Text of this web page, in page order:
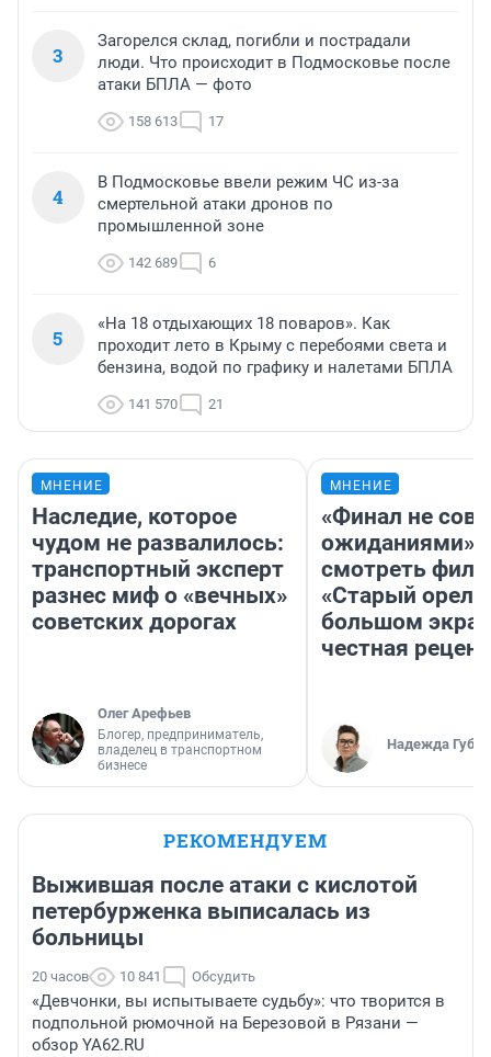
3
Загорелся склад, погибли и пострадали
люди. Что происходит в Подмосковье после
атаки БПЛА — фото
158 613 17
4
В Подмосковье ввели режим ЧС из-за
смертельной атаки дронов по
промышленной зоне
142 689 6
5
«На 18 отдыхающих 18 поваров». Как
проходит лето в Крыму с перебоями света и
бензина, водой по графику и налетами БПЛА
141 570 21
МНЕНИЕ
Наследие, которое
чудом не развалилось:
транспортный эксперт
разнес миф о «вечных»
советских дорогах
Олег Арефьев
Блогер, предприниматель,
владелец в транспортном
бизнесе
МНЕНИЕ
«Финал не
ожиданиями»:
смотреть
«Старый орел»
большом
честная
Надежда
РЕКОМЕНДУЕМ
Выжившая после атаки с кислотой
петербурженка выписалась из
больницы
20 часов 10 841 Обсудить
«Девчонки, вы испытываете судьбу»: что творится в
подпольной рюмочной на Березовой в Рязани —
обзор YA62.RU